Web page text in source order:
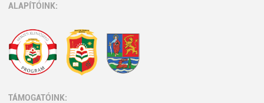
ALAPÍTÓINK:
TÁMOGATÓINK: